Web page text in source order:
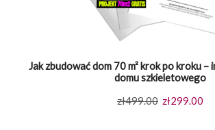
Jak zbudować dom 70 m² krok po kroku
domu szkieletowego
zł499.00 Pierwotna
zł299.00